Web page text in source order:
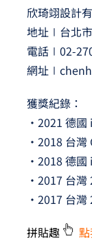
欣琦翊設計
地址∣台北
電話∣02-
網址∣
獲獎紀錄：
•2021 德國
•2018 台灣
•2018 德國
•2017 台灣
•2017 台灣
拼貼趣
點